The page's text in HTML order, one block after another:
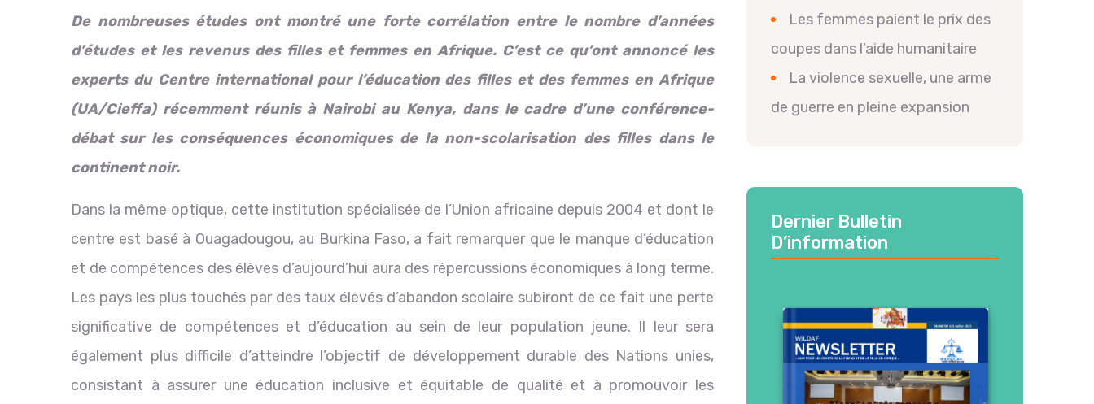
De nombreuses études ont montré une forte corrélation entre le nombre d’années
d’études et les revenus des filles et femmes en Afrique. C’est ce qu’ont annoncé les
experts du Centre international pour l’éducation des filles et des femmes en Afrique
(UA/Cieffa) récemment réunis à Nairobi au Kenya, dans le cadre d’une conférence-
débat sur les conséquences économiques de la non-scolarisation des filles dans le
continent noir.
Dans la même optique, cette institution spécialisée de l’Union africaine depuis 2004 et dont le
centre est basé à Ouagadougou, au Burkina Faso, a fait remarquer que le manque d’éducation
et de compétences des élèves d’aujourd’hui aura des répercussions économiques à long terme.
Les pays les plus touchés par des taux élevés d’abandon scolaire subiront de ce fait une perte
significative de compétences et d’éducation au sein de leur population jeune. Il leur sera
également plus difficile d’atteindre l’objectif de développement durable des Nations unies,
consistant à assurer une éducation inclusive et équitable de qualité et à promouvoir les
Les femmes paient le prix des
coupes dans l’aide humanitaire
La violence sexuelle, une arme
de guerre en pleine expansion
Dernier Bulletin
D’information